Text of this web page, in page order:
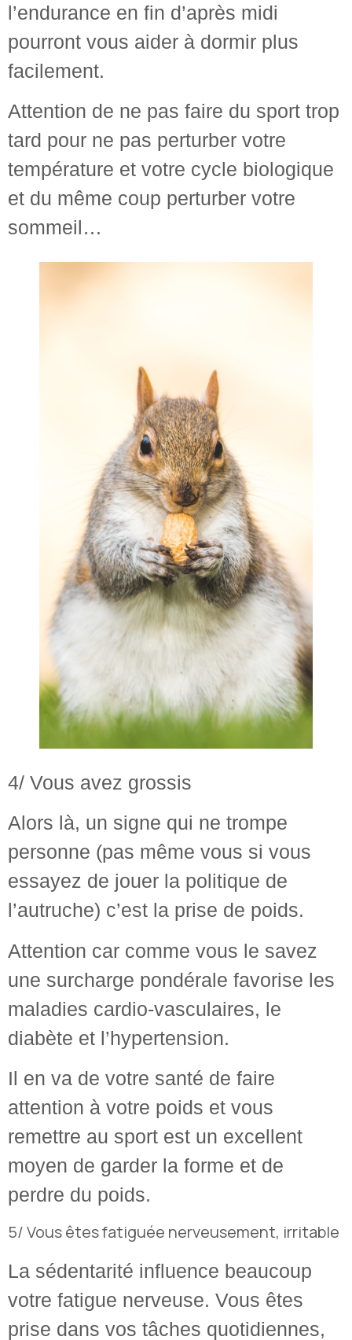
l’endurance en fin d’après midi
pourront vous aider à dormir plus
facilement.
Attention de ne pas faire du sport trop
tard pour ne pas perturber votre
température et votre cycle biologique
et du même coup perturber votre
sommeil…
4/ Vous avez grossis
Alors là, un signe qui ne trompe
personne (pas même vous si vous
essayez de jouer la politique de
l’autruche) c’est la prise de poids.
Attention car comme vous le savez
une surcharge pondérale favorise les
maladies cardio-vasculaires, le
diabète et l’hypertension.
Il en va de votre santé de faire
attention à votre poids et vous
remettre au sport est un excellent
moyen de garder la forme et de
perdre du poids.
5/ Vous êtes fatiguée nerveusement, irritable
La sédentarité influence beaucoup
votre fatigue nerveuse. Vous êtes
prise dans vos tâches quotidiennes,